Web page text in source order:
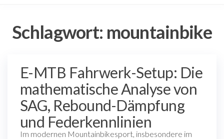
Schlagwort: mountainbike
E-MTB Fahrwerk-Setup: Die
mathematische Analyse von
SAG, Rebound-Dämpfung
und Federkennlinien
Im modernen Mountainbikesport, insbesondere im